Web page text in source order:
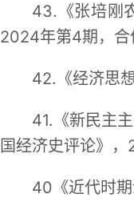
43.《张培刚
2024年第4期，合
42.《经济思
41.《新民主
国经济史评论》
40《近代时